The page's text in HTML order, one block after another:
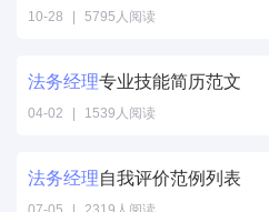
10-28 5795人阅读
法务经理专业技能简历范文
04-02 1539人阅读
法务经理自我评价范例列表